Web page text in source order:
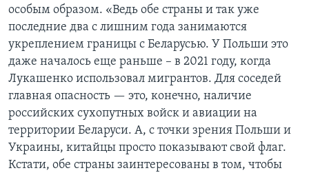
особым образом. «Ведь обе страны и так уже
последние два с лишним года занимаются
укреплением границы с Беларусью. У Польши это
даже началось еще раньше – в 2021 году, когда
Лукашенко использовал мигрантов. Для соседей
главная опасность — это, конечно, наличие
российских сухопутных войск и авиации на
территории Беларуси. А, с точки зрения Польши и
Украины, китайцы просто показывают свой флаг.
Кстати, обе страны заинтересованы в том, чтобы